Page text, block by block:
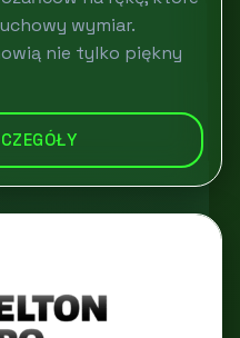
wymiar.
nie tylko piękny